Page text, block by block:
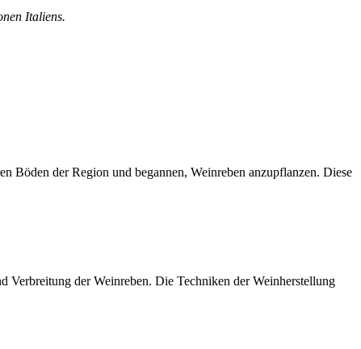
Italiens.
Böden der Region und begannen, Weinreben anzupflanzen. Diese
der Weinreben. Die Techniken der Weinherstellung